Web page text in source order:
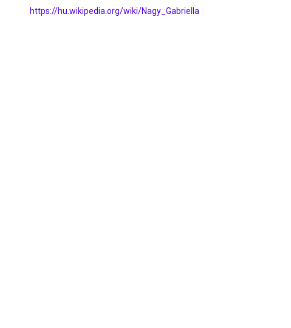
https://hu.wikipedia.org/wiki/Nagy_Gabriella